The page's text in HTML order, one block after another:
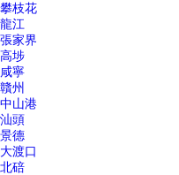
攀枝花
龍江
張家界
高埗
咸寧
贛州
中山港
汕頭
景德
大渡口
北碚